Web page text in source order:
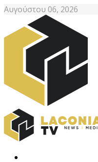
Αυγούστου 06, 2026